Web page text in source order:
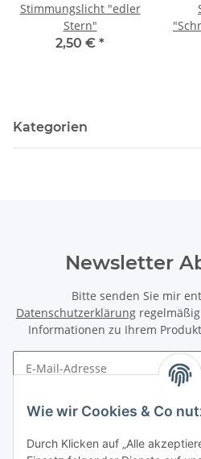
Wie wir Cookies & Co
Durch Klicken auf „Alle
Stimmungslicht "edler
Stern"
2,50 € *
Kategorien
Newsletter
Bitte senden Sie mir
Datenschutzerklärung
Informationen zu Ihrem